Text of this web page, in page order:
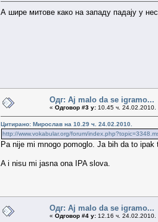
А шире митове како на западу падају у
Одг: Aj malo da se igramo...
« Одговор #3 у: 10.45 ч. 24.02.2010.
Цитирано: Мирослав на 10.29 ч. 24.02.2010.
http://www.vokabular.org/forum/
Pa nije mi mnogo pomoglo. Ja bih da to ipak
A i nisu mi jasna ona IPA slova.
Одг: Aj malo da se igramo...
« Одговор #4 у: 12.16 ч. 24.02.2010.